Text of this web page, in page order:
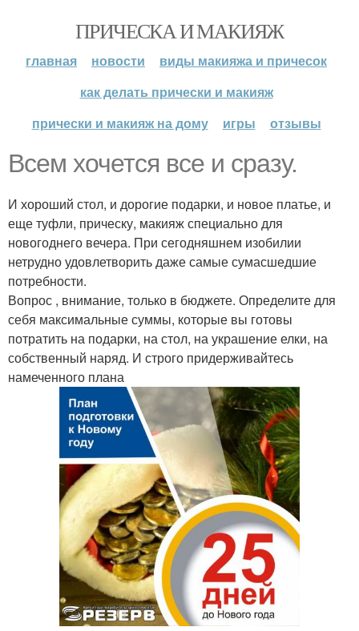
ПРИЧЕСКА И МАКИЯЖ
главная новости
виды макияжа и причесок
как делать прически и макияж
прически и макияж на дому
игры отзывы
Всем хочется все и сразу.
И хороший стол, и дорогие подарки, и новое платье, и
еще туфли, прическу, макияж специально для
новогоднего вечера. При сегодняшнем изобилии
нетрудно удовлетворить даже самые сумасшедшие
потребности.
Вопрос , внимание, только в бюджете. Определите для
себя максимальные суммы, которые вы готовы
потратить на подарки, на стол, на украшение елки, на
собственный наряд. И строго придерживайтесь
намеченного плана